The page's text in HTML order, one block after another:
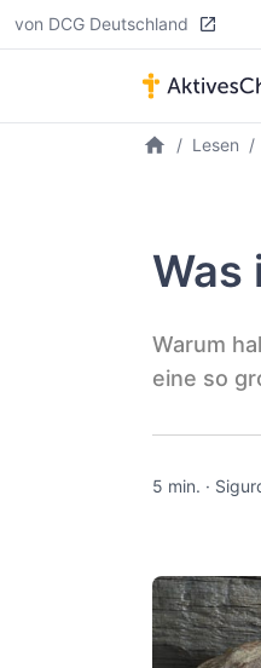
von DCG Deutschland
Lesen
Was
Warum
eine so
5 min. ·